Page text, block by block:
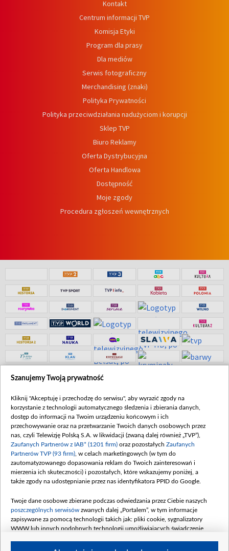
Kontakt
Centrum informacji TVP
Komisja Etyki
Program dla prasy
Dla mediów
Serwis fotograficzny
Merchandising (znaki)
Polityka Prywatności
Polityka przeciwdziałania nadużyciom i korupcji
Sklep TVP
Biuro Reklamy
Oferta Dystrybucyjna
Oferta Handlowa
Dostępność
Moje zgody
Procedura zgłoszeń wewnętrznych
© 2026 Telewizja Polska S. A. w likwidacji
Szanujemy Twoją prywatność
Kliknij "Akceptuję i przechodzę do serwisu", aby wyrazić zgody na
korzystanie z technologii automatycznego śledzenia i zbierania danych,
dostęp do informacji na Twoim urządzeniu końcowym i ich
przechowywanie oraz na przetwarzanie Twoich danych osobowych przez
nas, czyli Telewizję Polską S.A. w likwidacji (zwaną dalej również „TVP”),
Zaufanych Partnerów z IAB* (1201 firm) oraz pozostałych Zaufanych
Partnerów TVP (93 firm) , w celach marketingowych (w tym do
zautomatyzowanego dopasowania reklam do Twoich zainteresowań i
mierzenia ich skuteczności) i pozostałych, które wskazujemy poniżej, a
także zgody na udostępnianie przez nas identyfikatora PPID do Google.
Twoje dane osobowe zbierane podczas odwiedzania przez Ciebie naszych
poszczególnych serwisów zwanych dalej „Portalem”, w tym informacje
zapisywane za pomocą technologii takich jak: pliki cookie, sygnalizatory
WWW lub innych podobnych technologii umożliwiających świadczenie